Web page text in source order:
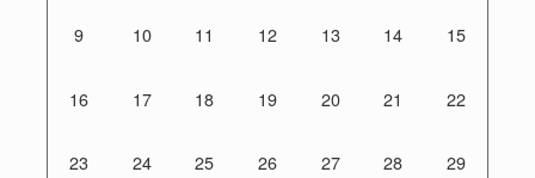
9 10 11 12 13 14 15
16 17 18 19 20 21 22
23 24 25 26 27 28 29